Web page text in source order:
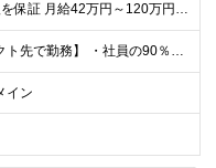
前職給与＋αの収入を保証 月給42万円～120万円＋各種手当＋賞与 給与基準が明確かつ高還元です。 一人ひとりが安定した環境のもと、長く活躍できる職場を目指しています。 ※平均年収650万円 ・還
【全国のプロジェクト先で勤務】 ・社員の90％以上がリモートワークを導入 ・フルリモートで全国各地から勤務可 【本社】 埼玉県草加市谷塚町580-1 エスワンプラザ3F-1 【東京営業所】 東京都
イン